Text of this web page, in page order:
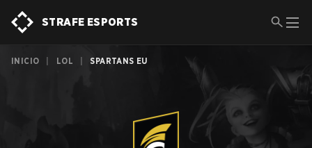
STRAFE ESPORTS
INICIO LOL SPARTANS EU